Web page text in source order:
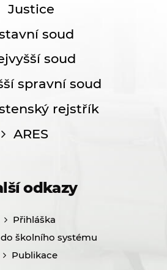
Justice
soud
soud
spravní soud
rejstřík
ARES
odkazy
Přihláška
školního systému
Publikace